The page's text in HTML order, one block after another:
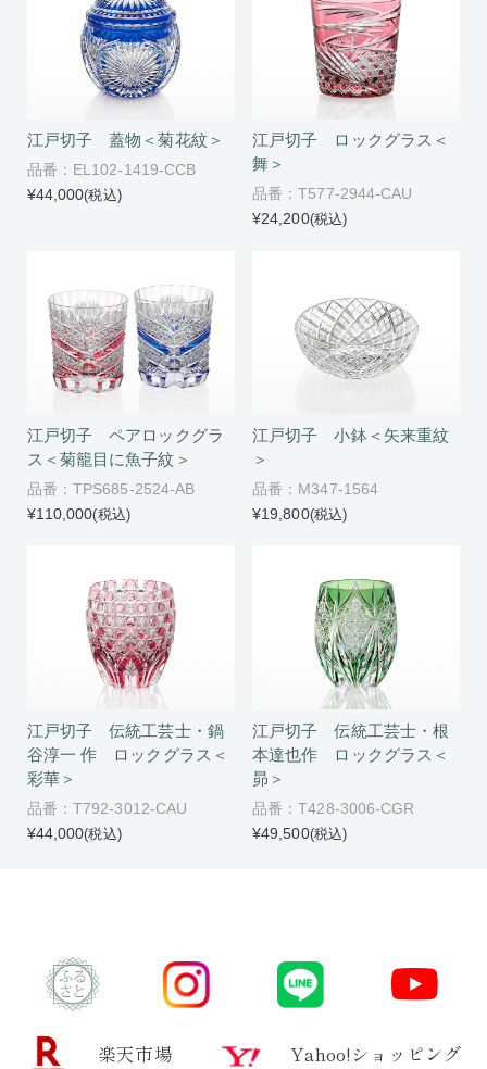
江戸切子 蓋物＜菊花紋＞
品番：EL102-1419-CCB
¥44,000(税込)
江戸切子 ロックグラス＜
舞＞
品番：T577-2944-CAU
¥24,200(税込)
江戸切子 ペアロックグラ
ス＜菊籠目に魚子紋＞
品番：TPS685-2524-AB
¥110,000(税込)
江戸切子 小鉢＜矢来重紋
＞
品番：M347-1564
¥19,800(税込)
江戸切子 伝統工芸士・鍋
谷淳一 作 ロックグラス＜
彩華＞
品番：T792-3012-CAU
¥44,000(税込)
江戸切子 伝統工芸士・根
本達也作 ロックグラス＜
昴＞
品番：T428-3006-CGR
¥49,500(税込)
楽天市場 Yahoo!ショッピング